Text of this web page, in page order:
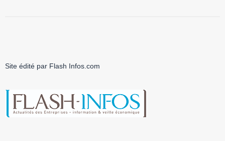
Site édité par Flash Infos.com